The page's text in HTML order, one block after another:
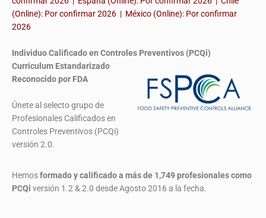
(Online): Por confirmar 2026 | México (Online): Por confirmar
2026
Individuo Calificado en Controles Preventivos (PCQi)
Curriculum Estandarizado
Reconocido por FDA
Únete al selecto grupo de
Profesionales Calificados en
Controles Preventivos (PCQi)
versión 2.0.
Hemosformado y calificado a más de 1,749 profesionalescomo
PCQi versión 1.2 & 2.0 desde Agosto 2016 a la fecha.